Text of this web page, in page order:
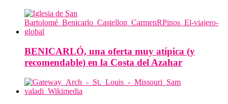
BENICARLÓ, una oferta muy atípica (y
recomendable) en la Costa del Azahar